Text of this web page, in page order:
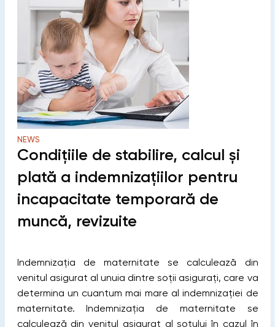
NEWS
Condițiile de stabilire, calcul și
plată a indemnizațiilor pentru
incapacitate temporară de
muncă, revizuite
Indemnizația de maternitate se calculează din
venitul asigurat al unuia dintre soții asigurați, care va
determina un cuantum mai mare al indemnizației de
maternitate. Indemnizația de maternitate se
calculează din venitul asigurat al soțului în cazul în